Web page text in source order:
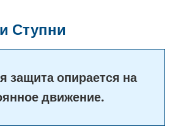
Ступни
защита опирается на
движение.